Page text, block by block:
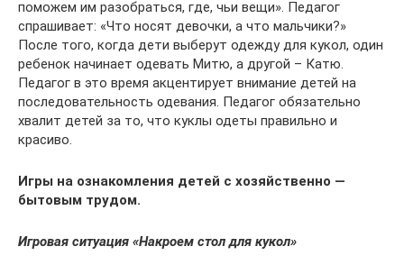
поможем им разобраться, где, чьи вещи». Педагог
спрашивает: «Что носят девочки, а что мальчики?»
После того, когда дети выберут одежду для кукол, один
ребенок начинает одевать Митю, а другой – Катю.
Педагог в это время акцентирует внимание детей на
последовательность одевания. Педагог обязательно
хвалит детей за то, что куклы одеты правильно и
красиво.
Игры на ознакомления детей с хозяйственно —
бытовым трудом.
Игровая ситуация «Накроем стол для кукол»